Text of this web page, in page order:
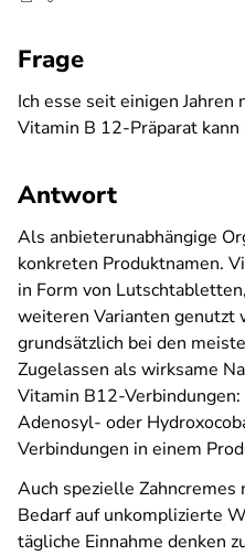
Frage
Ich esse seit einigen Jahren
Vitamin B 12-Präparat
Antwort
Als anbieterunabhängige
konkreten Produktnamen.
in Form von
weiteren Varianten genutzt
grundsätzlich bei den
Zugelassen als wirksame
Vitamin B12-
Adenosyl- oder
Verbindungen in einem
Auch spezielle
Bedarf auf unkomplizierte
tägliche Einnahme denken